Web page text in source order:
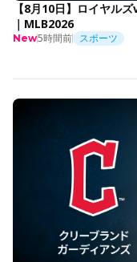
【8月10日】ロイヤル
｜MLB2026
New5時間前 スポーツ